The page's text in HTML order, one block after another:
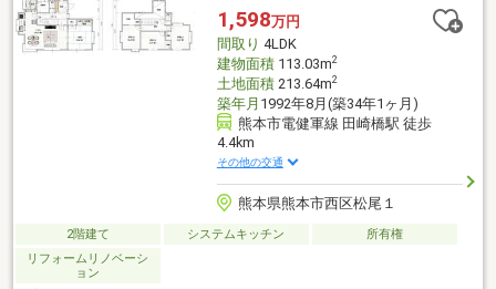
や住宅ローン控除のご案内やご相談もお任せ！▼お引渡し後のア
フターサポートお引渡し後のメンテナンス（リフォーム）、将来
的な売却・賃貸等の運用サポート！
1,598万円
間取り 4LDK
建物面積113.03m2
土地面積213.64m2
築年月 1992年8月(築34年1ヶ月)
熊本市電健軍線 田崎橋駅 徒歩
4.4km
その他の交通
熊本県熊本市西区松尾１
2階建て システムキッチン
所有権
リフォームリノベーシ
ョン